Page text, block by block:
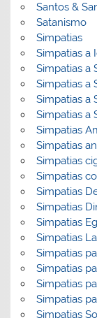
Santos &
Satanismo
Simpatias
Simpatias a
Simpatias a
Simpatias a
Simpatias a
Simpatias a
Simpatias
Simpatias
Simpatias
Simpatias
Simpatias
Simpatias
Simpatias
Simpatias
Simpatias
Simpatias
Simpatias
Simpatias
Simpatias